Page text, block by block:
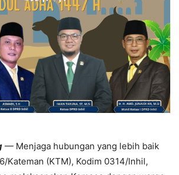
— Menjaga hubungan yang lebih baik
Kateman (KTM), Kodim 0314/Inhil,